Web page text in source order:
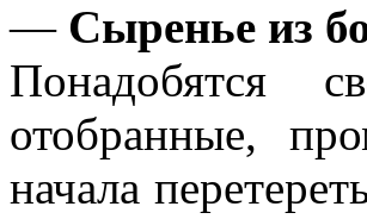
— Сыренье из
Понадобятся
отобранные,
начала